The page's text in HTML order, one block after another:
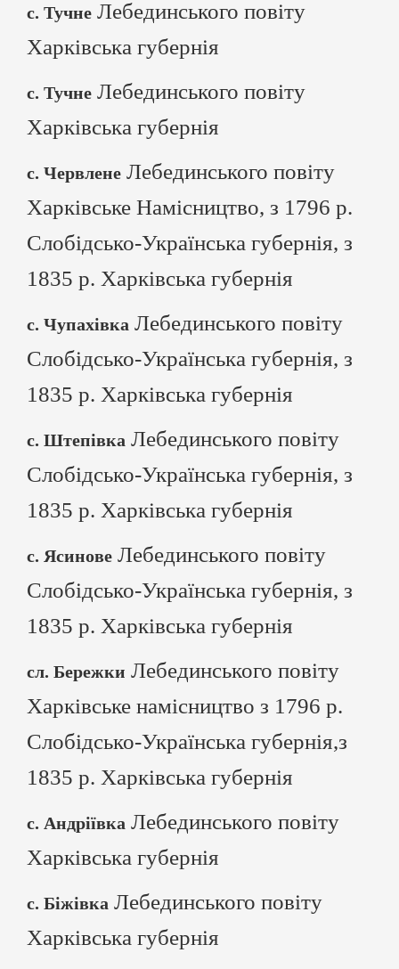
с. Тучне Лебединського повіту
Харківська губернія
с. Тучне Лебединського повіту
Харківська губернія
с. Червлене Лебединського повіту
Харківське Намісництво, з 1796 р.
Слобідсько-Українська губернія, з
1835 р. Харківська губернія
с. Чупахівка Лебединського повіту
Слобідсько-Українська губернія, з
1835 р. Харківська губернія
с. Штепівка Лебединського повіту
Слобідсько-Українська губернія, з
1835 р. Харківська губернія
с. Ясинове Лебединського повіту
Слобідсько-Українська губернія, з
1835 р. Харківська губернія
сл. Бережки Лебединського повіту
Харківське намісництво з 1796 р.
Слобідсько-Українська губернія,з
1835 р. Харківська губернія
с. Андріївка Лебединського повіту
Харківська губернія
с. Біжівка Лебединського повіту
Харківська губернія